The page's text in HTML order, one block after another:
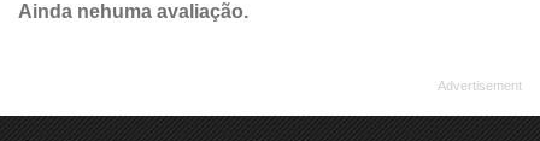
Ainda nehuma avaliação.